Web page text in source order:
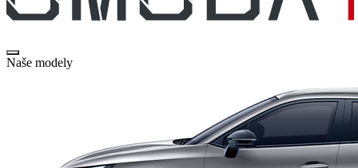
Naše modely